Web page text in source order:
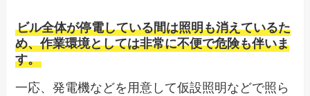
ビル全体が停電している間は照明も消えているた
め、作業環境としては非常に不便で危険も伴いま
す。
一応、発電機などを用意して仮設照明などで照ら